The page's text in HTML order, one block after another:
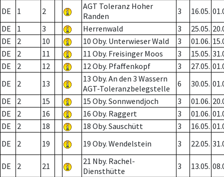
DE
1 2
AGT Toleranz Hoher
Randen
3 16.05.
DE
1 3 Herrenwald 3 25.05.
DE
2 10 10 Oby. Unterwieser Wald 3 01.06.
DE
2 11 11 Oby. Freisinger Moos 3 15.05.
DE
2 12 12 Oby. Pfaffenkopf 3 27.05.
DE
2 13
13 Oby. An den 3 Wassern
AGT-Toleranzbelegstelle
6 30.05.
DE
2 15 15 Oby. Sonnwendjoch 3 01.06.
DE
2 16 16 Oby. Raggert 3 01.06.
DE
2 18 18 Oby. Sauschütt 3 16.05.
DE
2 19 19 Oby. Wendelstein 3 22.05.
DE 2 21
21 Nby. Rachel-
Diensthütte
3 13.05.